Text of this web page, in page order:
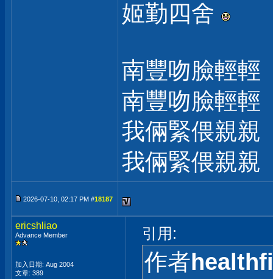
姬勤四舍
南豐吻臉輕
南豐吻臉輕
我倆緊偎親
我倆緊偎親
2026-07-10, 02:17 PM #18187
ericshliao
Advance Member
加入日期: Aug 2004
文章: 389
引用:
作者